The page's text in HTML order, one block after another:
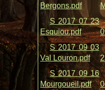
Bergons.pdf
S 2017 07 23
Esquiou.pdf
S 2017 09 03
Val Louron.pdf
S 2017 09 16
Mourgoueil.pdf